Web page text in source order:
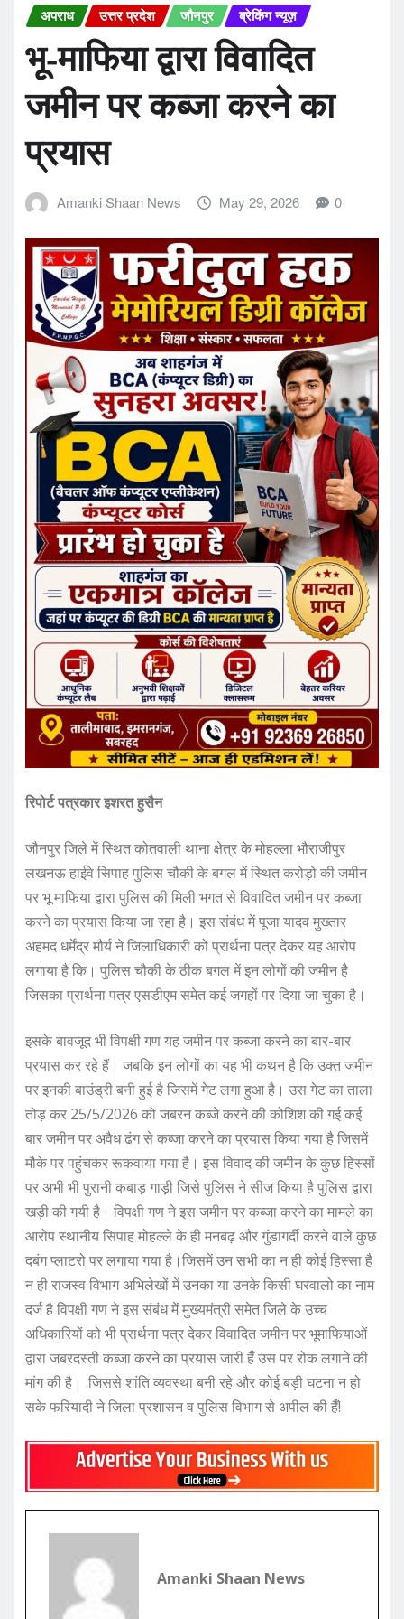
अपराध उत्तर प्रदेश जौनपुर ब्रेकिंग न्यूज़
भू-माफिया द्वारा विवादित
जमीन पर कब्जा करने का
प्रयास
Amanki Shaan News May 29, 2026 0
रिपोर्ट पत्रकार इशरत हुसैन
जौनपुर जिले में स्थित कोतवाली थाना क्षेत्र के मोहल्ला भौराजीपुर
लखनऊ हाईवे सिपाह पुलिस चौकी के बगल में स्थित करोड़ो की जमीन
पर भू माफिया द्वारा पुलिस की मिली भगत से विवादित जमीन पर कब्जा
करने का प्रयास किया जा रहा है। इस संबंध में पूजा यादव मुख्तार
अहमद धर्मेंद्र मौर्य ने जिलाधिकारी को प्रार्थना पत्र देकर यह आरोप
लगाया है कि। पुलिस चौकी के ठीक बगल में इन लोगों की जमीन है
जिसका प्रार्थना पत्र एसडीएम समेत कई जगहों पर दिया जा चुका है।
इसके बावजूद भी विपक्षी गण यह जमीन पर कब्जा करने का बार-बार
प्रयास कर रहे हैं। जबकि इन लोगों का यह भी कथन है कि उक्त जमीन
पर इनकी बाउंड्री बनी हुई है जिसमें गेट लगा हुआ है। उस गेट का ताला
तोड़ कर 25/5/2026 को जबरन कब्जे करने की कोशिश की गई कई
बार जमीन पर अवैध ढंग से कब्जा करने का प्रयास किया गया है जिसमें
मौके पर पहुंचकर रूकवाया गया है। इस विवाद की जमीन के कुछ हिस्सों
पर अभी भी पुरानी कबाड़ गाड़ी जिसे पुलिस ने सीज किया है पुलिस द्वारा
खड़ी की गयी है। विपक्षी गण ने इस जमीन पर कब्जा करने का मामले का
आरोप स्थानीय सिपाह मोहल्ले के ही मनबढ़ और गुंडागर्दी करने वाले कुछ
दबंग प्लाटरो पर लगाया गया है।जिसमें उन सभी का न ही कोई हिस्सा है
न ही राजस्व विभाग अभिलेखों में उनका या उनके किसी घरवालो का नाम
दर्ज है विपक्षी गण ने इस संबंध में मुख्यमंत्री समेत जिले के उच्च
अधिकारियों को भी प्रार्थना पत्र देकर विवादित जमीन पर भूमाफियाओं
द्वारा जबरदस्ती कब्जा करने का प्रयास जारी हैँ उस पर रोक लगाने की
मांग की है। .जिससे शांति व्यवस्था बनी रहे और कोई बड़ी घटना न हो
सके फरियादी ने जिला प्रशासन व पुलिस विभाग से अपील की हैँ!
Amanki Shaan News